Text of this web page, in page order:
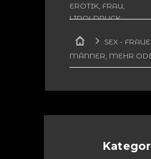
EROTIK FRAU
LINOLDRUCK,
SEX -
MÄNNER, MEHR